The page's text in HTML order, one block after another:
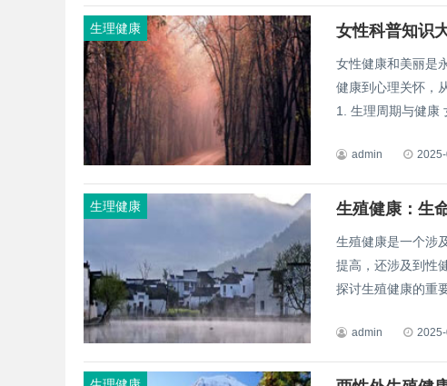
生理健康 女性科普知识
女性健康和美丽是
健康到心理关怀，
admin
生理健康 生殖健康：生
生殖健康是一个涉
提高，还涉及到性
探讨生殖健康的重
admin